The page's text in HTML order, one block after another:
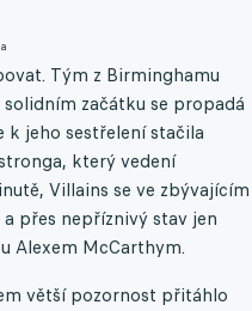
Tým z Birminghamu
začátku se propadá
jeho sestřelení stačila
který vedení
Villains se ve zbývajícím
přes nepříznivý stav jen
Alexem McCarthym.
větší pozornost přitáhlo